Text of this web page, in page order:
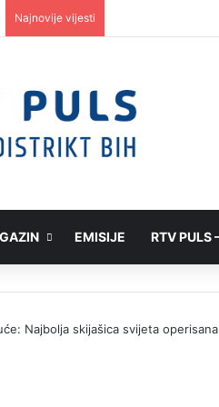
Najnovije vijesti
EMISIJE RTV PULS
Najbolja skijašica svijeta